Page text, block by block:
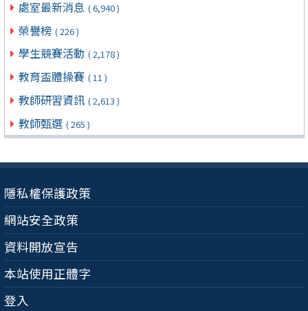
處室最新消息 ( 6,940 )
榮譽榜 ( 226 )
學生競賽活動 ( 2,178 )
教育盃體操賽 ( 11 )
教師研習資訊 ( 2,613 )
教師甄選 ( 265 )
隱私權保護政策
網站安全政策
資料開放宣告
本站使用正體字
登入